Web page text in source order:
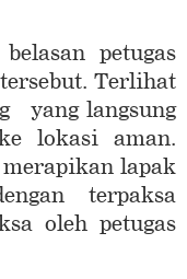
petugas
Terlihat
yang langsung
lokasi aman.
lapak
terpaksa
oleh petugas